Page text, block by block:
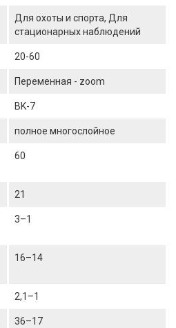
Для охоты и спорта, Для
стационарных наблюдений
20-60
Переменная - zoom
BK-7
полное многослойное
60
21
3–1
16–14
2,1–1
36–17